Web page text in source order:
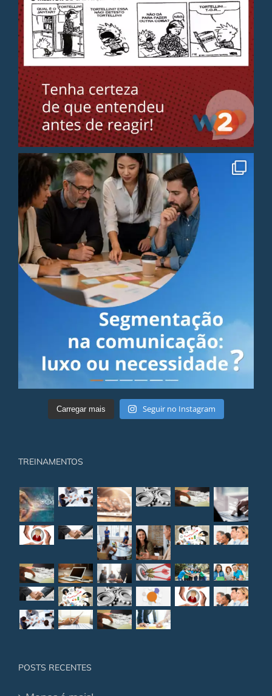
Carregar mais Seguir no Instagram
TREINAMENTOS
POSTS RECENTES